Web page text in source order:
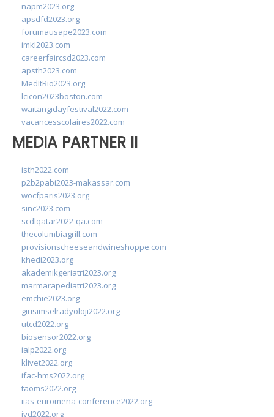
napm2023.org
apsdfd2023.org
forumausape2023.com
imkl2023.com
careerfaircsd2023.com
apsth2023.com
MedItRio2023.org
lcicon2023boston.com
waitangidayfestival2022.com
vacancesscolaires2022.com
MEDIA PARTNER II
isth2022.com
p2b2pabi2023-makassar.com
wocfparis2023.org
sinc2023.com
scdlqatar2022-qa.com
thecolumbiagrill.com
provisionscheeseandwineshoppe.com
khedi2023.org
akademikgeriatri2023.org
marmarapediatri2023.org
emchie2023.org
girisimselradyoloji2022.org
utcd2022.org
biosensor2022.org
ialp2022.org
klivet2022.org
ifac-hms2022.org
taoms2022.org
iias-euromena-conference2022.org
ivd2022.org